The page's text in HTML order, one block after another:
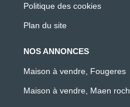
Politique des cookies
Plan du site
NOS ANNONCES
Maison à vendre, Fougeres
Maison à vendre, Maen roch